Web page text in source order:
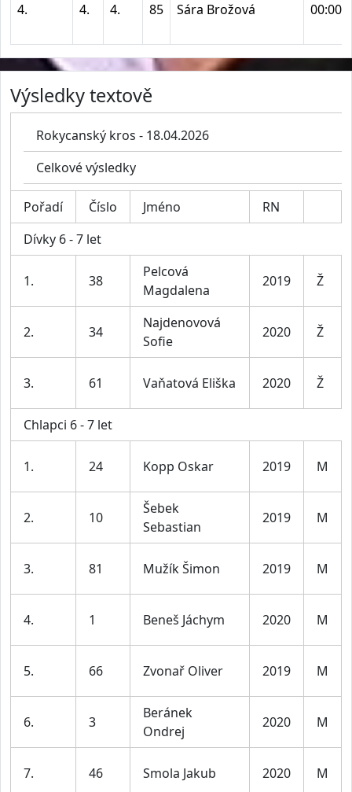
4. 4. 4. 85 Sára Brožová
Výsledky textově
Rokycanský kros - 18.04.2026
Celkové výsledky
Pořadí Číslo Jméno
RN
Dívky 6 - 7 let
1. 38
Pelcová
Magdalena
2019 Ž
2. 34
Najdenovová
Sofie
2020 Ž
3. 61 Vaňatová Eliška 2020 Ž
Chlapci 6 - 7 let
1. 24 Kopp Oskar 2019 M
2. 10
Šebek
Sebastian
2019 M
3. 81 Mužík Šimon 2019 M
4. 1 Beneš Jáchym 2020 M
5. 66 Zvonař Oliver 2019 M
6. 3
Beránek
Ondrej
2020 M
7. 46 Smola Jakub 2020 M